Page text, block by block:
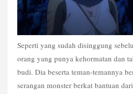
Seperti yang sudah disinggung
orang yang punya kehormatan dan
budi. Dia beserta teman-temannya
serangan monster berkat bantuan